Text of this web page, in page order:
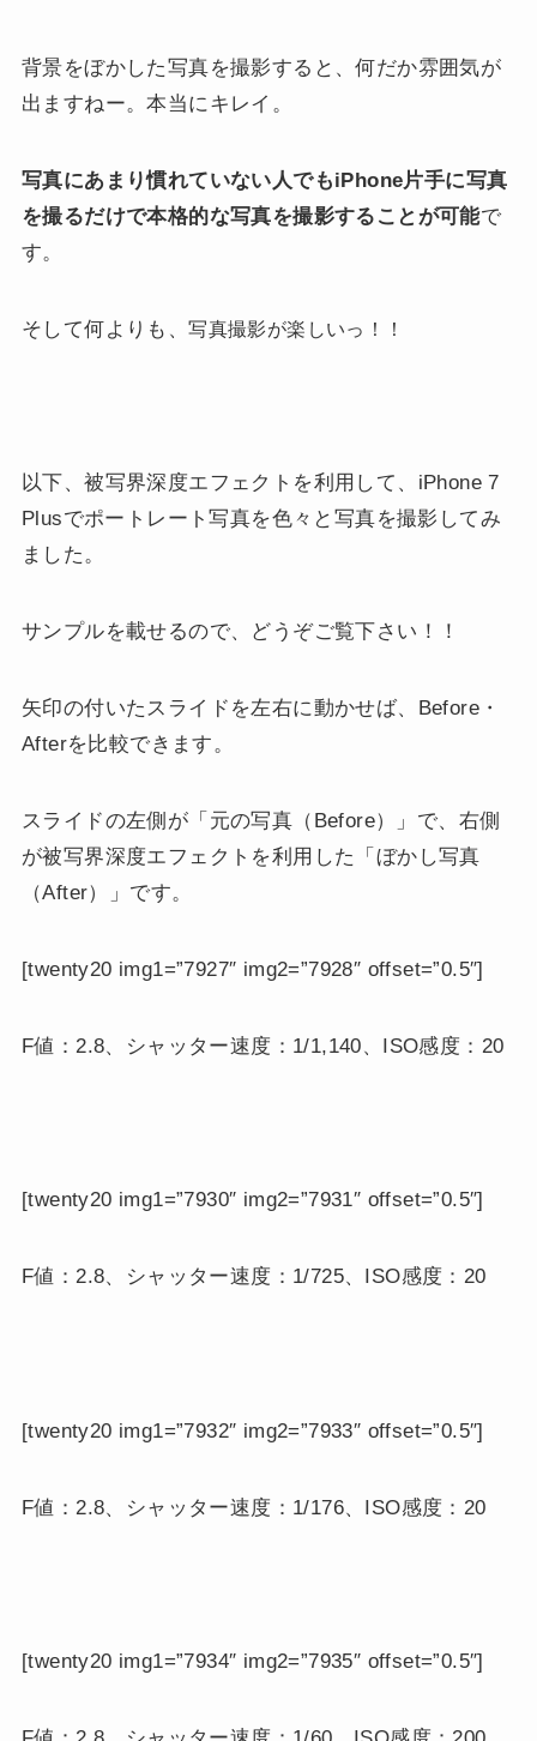
背景をぼかした写真を撮影すると、何だか雰囲気が
出ますねー。本当にキレイ。
写真にあまり慣れていない人でもiPhone片手に写真
を撮るだけで本格的な写真を撮影することが可能で
す。
そして何よりも、写真撮影が楽しいっ！！
以下、被写界深度エフェクトを利用して、iPhone 7
Plusでポートレート写真を色々と写真を撮影してみ
ました。
サンプルを載せるので、どうぞご覧下さい！！
矢印の付いたスライドを左右に動かせば、Before・
Afterを比較できます。
スライドの左側が「元の写真（Before）」で、右側
が被写界深度エフェクトを利用した「ぼかし写真
（After）」です。
[twenty20 img1=”7927″ img2=”7928″ offset=”0.5″]
F値：2.8、シャッター速度：1/1,140、ISO感度：20
[twenty20 img1=”7930″ img2=”7931″ offset=”0.5″]
F値：2.8、シャッター速度：1/725、ISO感度：20
[twenty20 img1=”7932″ img2=”7933″ offset=”0.5″]
F値：2.8、シャッター速度：1/176、ISO感度：20
[twenty20 img1=”7934″ img2=”7935″ offset=”0.5″]